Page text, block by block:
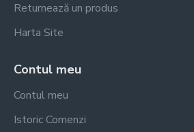
Returnează un produs
Harta Site
Contul meu
Contul meu
Istoric Comenzi